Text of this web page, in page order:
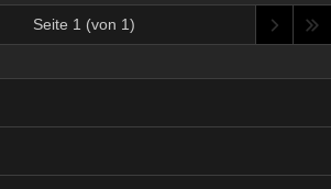
Seite 1 (von 1)